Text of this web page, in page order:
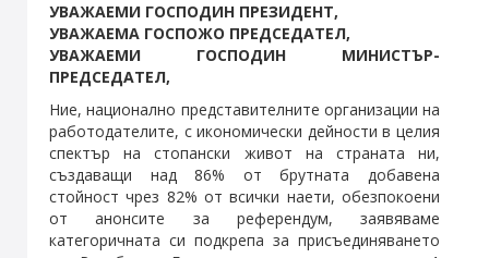
УВАЖАЕМИ ГОСПОДИН ПРЕЗИДЕНТ,
УВАЖАЕМА ГОСПОЖО ПРЕДСЕДАТЕЛ,
УВАЖАЕМИ ГОСПОДИН МИНИСТЪР-
ПРЕДСЕДАТЕЛ,
Ние, национално представителните организации на
работодателите, с икономически дейности в целия
спектър на стопански живот на страната ни,
създаващи над 86% от брутната добавена
стойност чрез 82% от всички наети, обезпокоени
от анонсите за референдум, заявяваме
категоричната си подкрепа за присъединяването